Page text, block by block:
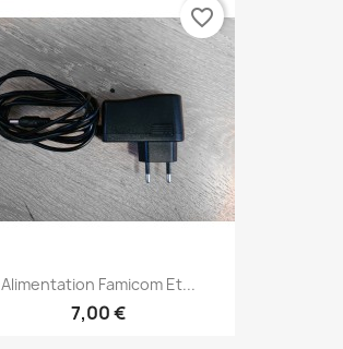
Alimentation Famicom Et...
7,00 €
favorite_border